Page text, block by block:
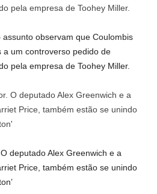
observam que Coulombis
um controverso pedido de
pela empresa de Toohey Miller.
deputado Alex Greenwich e a
Price, também estão se unindo